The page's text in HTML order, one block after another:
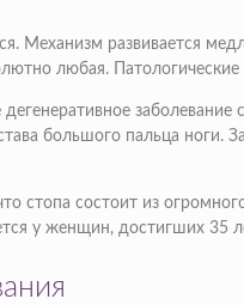
Механизм развивается
любая.
большого пальца
стопа состоит из
у женщин, достигших 35